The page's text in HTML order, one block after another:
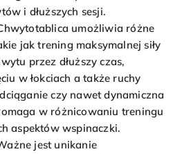
i dłuższych sesji.
umożliwia różne
jak trening maksymalnej siły
przez dłuższy czas,
w łokciach a także ruchy
czy nawet dynamiczna
w różnicowaniu treningu
aspektów wspinaczki.
jest unikanie